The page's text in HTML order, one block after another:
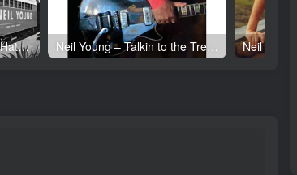
Neil Young – Throw Your Hatred Down (Live) – Single(054391239273)【24bit／96.0kHz】土耳其区 Neil Young – Talkin to the Trees(093624835004)【24bit／192.0kHz】土耳其区